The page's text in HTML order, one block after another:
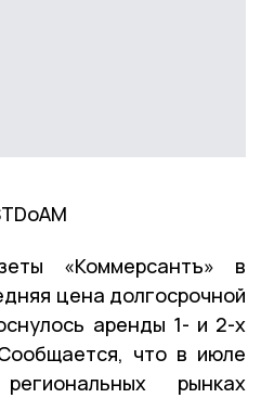
«Коммерсантъ» в
цена долгосрочной
аренды 1- и 2-х
что в июле
рынках